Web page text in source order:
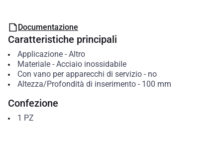
Documentazione
Caratteristiche principali
Applicazione- Altro
Materiale- Acciaio inossidabile
Con vano per apparecchi di servizio- no
Altezza/Profondità di inserimento- 100 mm
Confezione
1 PZ